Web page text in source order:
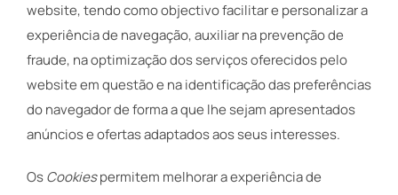
website, tendo como objectivo facilitar e personalizar a
experiência de navegação, auxiliar na prevenção de
fraude, na optimização dos serviços oferecidos pelo
website em questão e na identificação das preferências
do navegador de forma a que lhe sejam apresentados
anúncios e ofertas adaptados aos seus interesses.
OsCookiespermitem melhorar a experiência de